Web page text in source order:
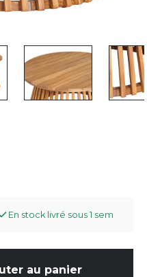
En stock livré sous 1 sem
au panier